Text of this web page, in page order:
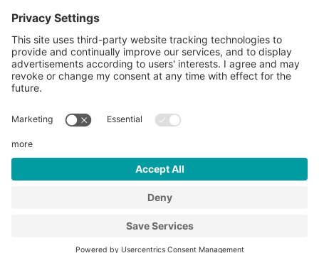
DOWNLOADS
©2026Pertinger GmbH
MwSt-Nr. IT01577040213
Sitemap
produced by